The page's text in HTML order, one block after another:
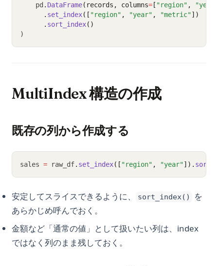
    pd
. DataFrame(records, columns= [ "region" ,
"year"
. set_index([ "region" , "year" , "metric"])
. sort_index()
)
MultiIndex 構造の作成
既存の列から作成する
sales = raw_df. set_index([ "region" , "year"]).
安定してスライスできるように、 sort_index()
を
あらかじめ呼んでおく。
金額など「通常の値」として扱いたい列は、index
ではなく列のまま残しておく。